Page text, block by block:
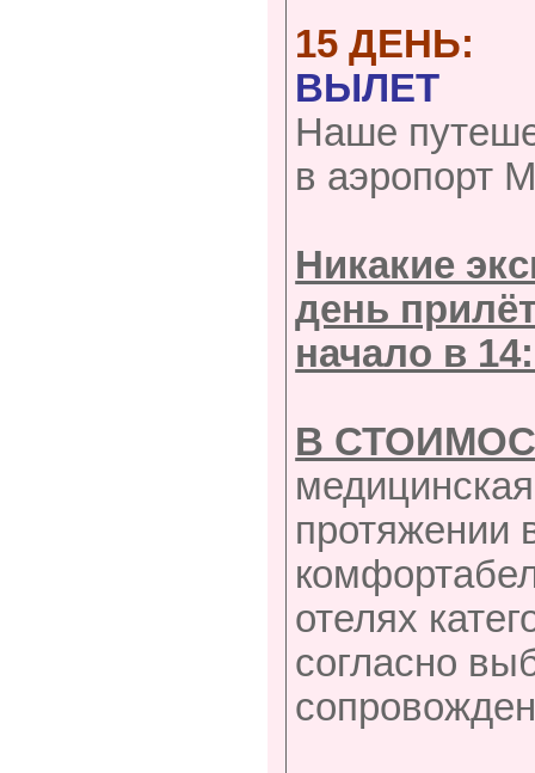
15 ДЕНЬ:
ВЫЛЕТ
Наше
в аэропорт
Никакие
день
начало в
В
протяжении
отелях
согласно